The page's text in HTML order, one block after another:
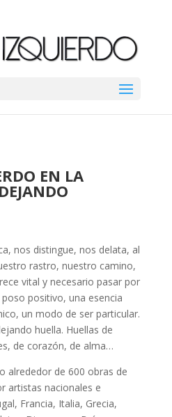
EN LA
nos distingue, nos delata, al
rastro, nuestro camino,
vital y necesario pasar por
positivo, una esencia
un modo de ser particular.
huella. Huellas de
de corazón, de alma…
alrededor de 600 obras de
artistas nacionales e
Francia, Italia, Grecia,